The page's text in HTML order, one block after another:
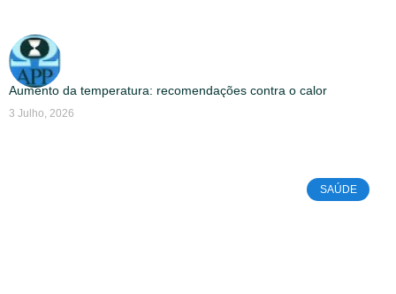
Aumento da temperatura: recomendações contra o calor
3 Julho, 2026
SAÚDE